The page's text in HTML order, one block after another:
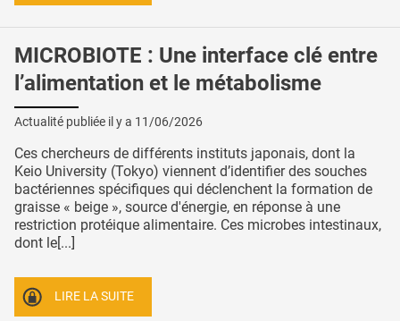
MICROBIOTE : Une interface clé entre
l’alimentation et le métabolisme
Actualité publiée il y a 11/06/2026
Ces chercheurs de différents instituts japonais, dont la
Keio University (Tokyo) viennent d’identifier des souches
bactériennes spécifiques qui déclenchent la formation de
graisse « beige », source d'énergie, en réponse à une
restriction protéique alimentaire. Ces microbes intestinaux,
dont le[...]
LIRE LA SUITE